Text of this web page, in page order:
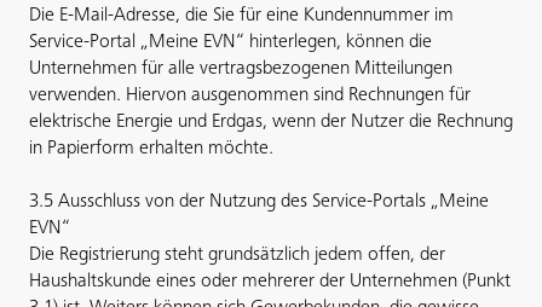
Die E-Mail-Adresse, die Sie für eine Kundennummer im
Service-Portal „Meine EVN“ hinterlegen, können die
Unternehmen für alle vertragsbezogenen Mitteilungen
verwenden. Hiervon ausgenommen sind Rechnungen für
elektrische Energie und Erdgas, wenn der Nutzer die Rechnung
in Papierform erhalten möchte.
3.5 Ausschluss von der Nutzung des Service-Portals „Meine
EVN“
Die Registrierung steht grundsätzlich jedem offen, der
Haushaltskunde eines oder mehrerer der Unternehmen (Punkt